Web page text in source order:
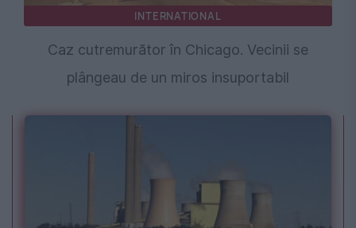
INTERNATIONAL
Caz cutremurător în Chicago. Vecinii se
plângeau de un miros insuportabil